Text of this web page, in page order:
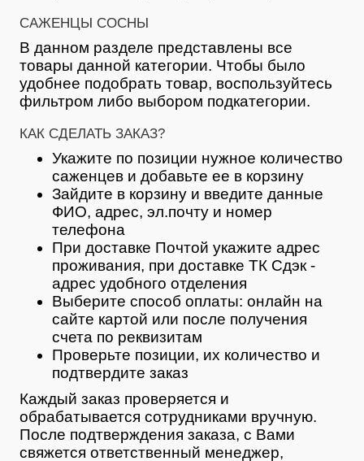
САЖЕНЦЫ СОСНЫ
В данном разделе представлены все
товары данной категории. Чтобы было
удобнее подобрать товар, воспользуйтесь
фильтром либо выбором подкатегории.
КАК СДЕЛАТЬ ЗАКАЗ?
Укажите по позиции нужное количество
саженцев и добавьте ее в корзину
Зайдите в корзину и введите данные
ФИО, адрес, эл.почту и номер
телефона
При доставке Почтой укажите адрес
проживания, при доставке ТК Сдэк -
адрес удобного отделения
Выберите способ оплаты: онлайн на
сайте картой или после получения
счета по реквизитам
Проверьте позиции, их количество и
подтвердите заказ
Каждый заказ проверяется и
обрабатывается сотрудниками вручную.
После подтверждения заказа, с Вами
свяжется ответственный менеджер,